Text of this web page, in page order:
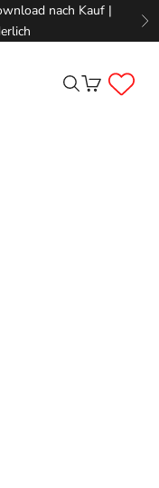
nach Kauf |
SuchenWarenkorb